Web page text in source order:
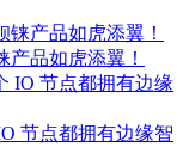
品如虎添翼！
节点都拥有边缘智